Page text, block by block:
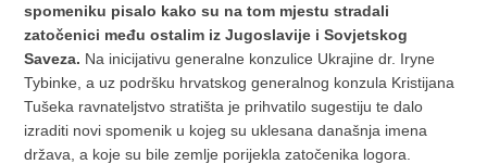
spomeniku pisalo kako su na tom mjestu stradali
zatočenici među ostalim iz Jugoslavije i Sovjetskog
Saveza. Na inicijativu generalne konzulice Ukrajine dr. Iryne
Tybinke, a uz podršku hrvatskog generalnog konzula Kristijana
Tušeka ravnateljstvo stratišta je prihvatilo sugestiju te dalo
izraditi novi spomenik u kojeg su uklesana današnja imena
država, a koje su bile zemlje porijekla zatočenika logora.